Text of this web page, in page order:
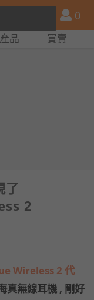
尋
產
品
比
會
員
0
產品 買賣
了
2
Wireless 2 代
真無線耳機 , 剛好